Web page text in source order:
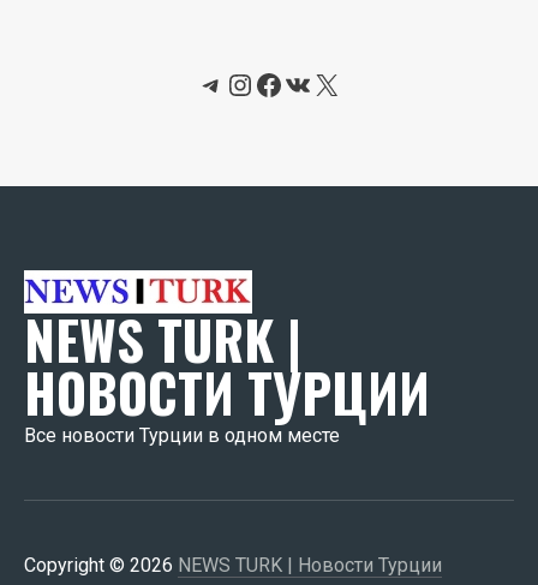
Telegram
Instagram
Facebook
ВКонтакте
X
NEWS TURK |
НОВОСТИ ТУРЦИИ
Все новости Турции в одном месте
Copyright © 2026 NEWS TURK | Новости Турции